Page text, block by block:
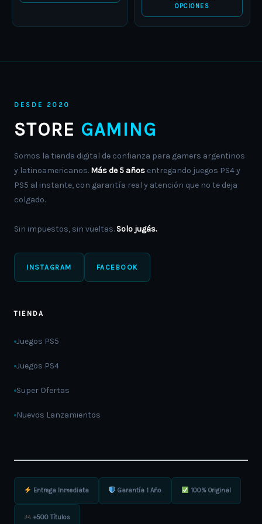
OPCIONES
DESDE 2020
STORE GAMING
Somos la tienda digital de confianza para gamers argentinos
y latinoamericanos. Más de 5 años entregando juegos PS4 y
PS5 al instante, con garantía real y atención que no te deja
colgado.
Sin impuestos, sin vueltas. Solo jugás.
INSTAGRAM FACEBOOK
TIENDA
Juegos PS5
Juegos PS4
Super Ofertas
Nuevos Lanzamientos
Entrega Inmediata Garantía 1 Año 100% Original
+500 Títulos